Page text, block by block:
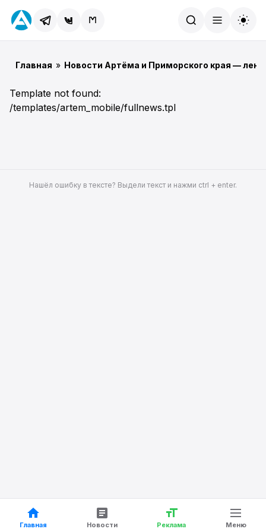
Главная » Новости Артёма и Приморского края —
Template not found:
/templates/artem_mobile/fullnews.tpl
Главная Новости Реклама Меню
Нашёл ошибку в тексте? Выдели текст и нажми ctrl + enter.